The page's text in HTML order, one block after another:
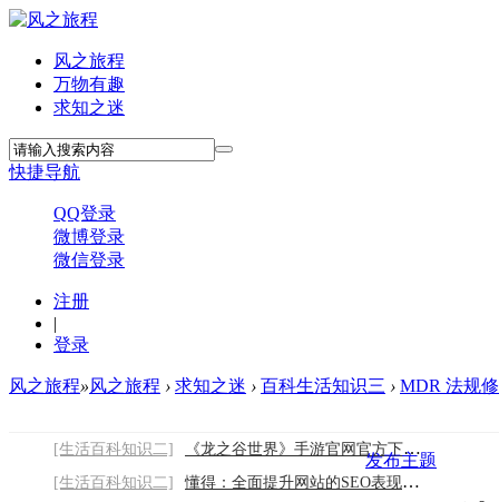
风之旅程
万物有趣
求知之迷
快捷导航
QQ登录
微博登录
微信登录
注册
|
登录
风之旅程»风之旅程 › 求知之迷 › 百科生活知识三 › MDR 法规
[生活百科知识二]
《龙之谷世界》手游官网官方下载链接：开启
[生活百科知识二]
懂得：全面提升网站的SEO表现，从首页到内
发布主题